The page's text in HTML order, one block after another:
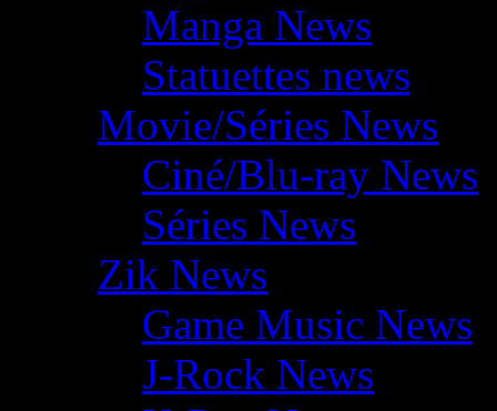
Manga News
Statuettes news
Movie/Séries News
Ciné/Blu-ray News
Séries News
Zik News
Game Music News
J-Rock News